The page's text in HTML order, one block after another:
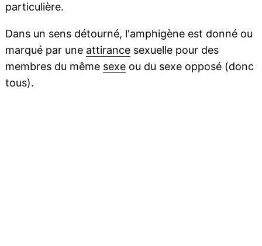
particulière.
Dans un sens détourné, l'amphigène est donné ou
marqué par une attirancesexuelle pour des
membres du même sexeou du sexe opposé (donc
tous).